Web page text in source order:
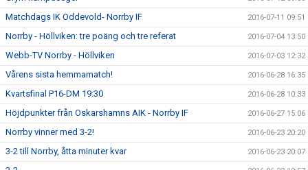
Matchdags IK Oddevold- Norrby IF 2016-07-11 09:51
Norrby - Höllviken: tre poäng och tre referat 2016-07-04 13:50
Webb-TV Norrby - Höllviken 2016-07-03 12:32
Vårens sista hemmamatch! 2016-06-28 16:35
Kvartsfinal P16-DM 19:30 2016-06-28 10:33
Höjdpunkter från Oskarshamns AIK - Norrby IF 2016-06-27 15:06
Norrby vinner med 3-2! 2016-06-23 20:20
3-2 till Norrby, åtta minuter kvar 2016-06-23 20:07